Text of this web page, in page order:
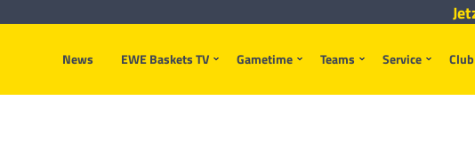
News EWE Baskets TV Gametime Teams Service Club